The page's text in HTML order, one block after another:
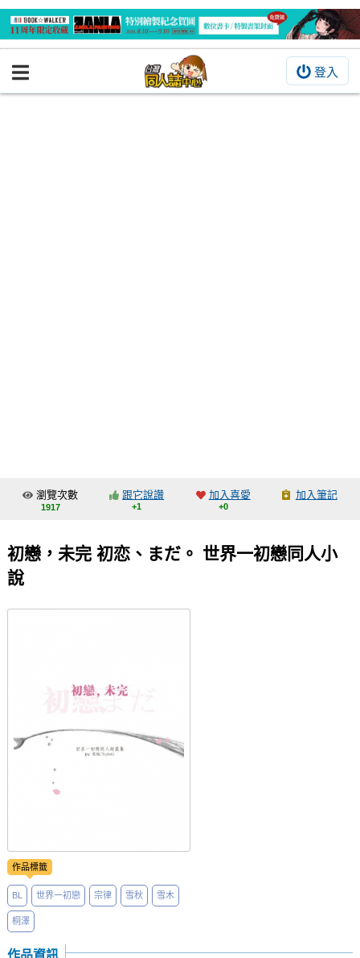
登入
BOOKY書集倉庫
交流中心
會員功能選單
瀏覽次數
1917
跟它說讚
+1
加入喜愛
+0
加入筆記
初戀，未完 初恋、まだ。 世界一初戀同人小
說
作品標籤
BL 世界一初戀 宗律 雪秋 雪木
桐澤
作品資訊